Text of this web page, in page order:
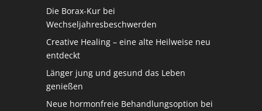
Die Borax-Kur bei
Wechseljahresbeschwerden
Creative Healing – eine alte Heilweise neu
entdeckt
Länger jung und gesund das Leben
genießen
Neue hormonfreie Behandlungsoption bei